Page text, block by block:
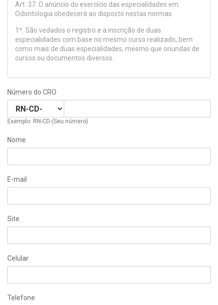
Art. 37. O anúncio do exercício das especialidades em
Odontologia obedecerá ao disposto nestas normas.
1º. São vedados o registro e a inscrição de duas
especialidades com base no mesmo curso realizado, bem
como mais de duas especialidades, mesmo que oriundas de
cursos ou documentos diversos.
Número do CRO
Exemplo: RN-CD-(Seu número).
Nome
E-mail
Site
Celular
Telefone